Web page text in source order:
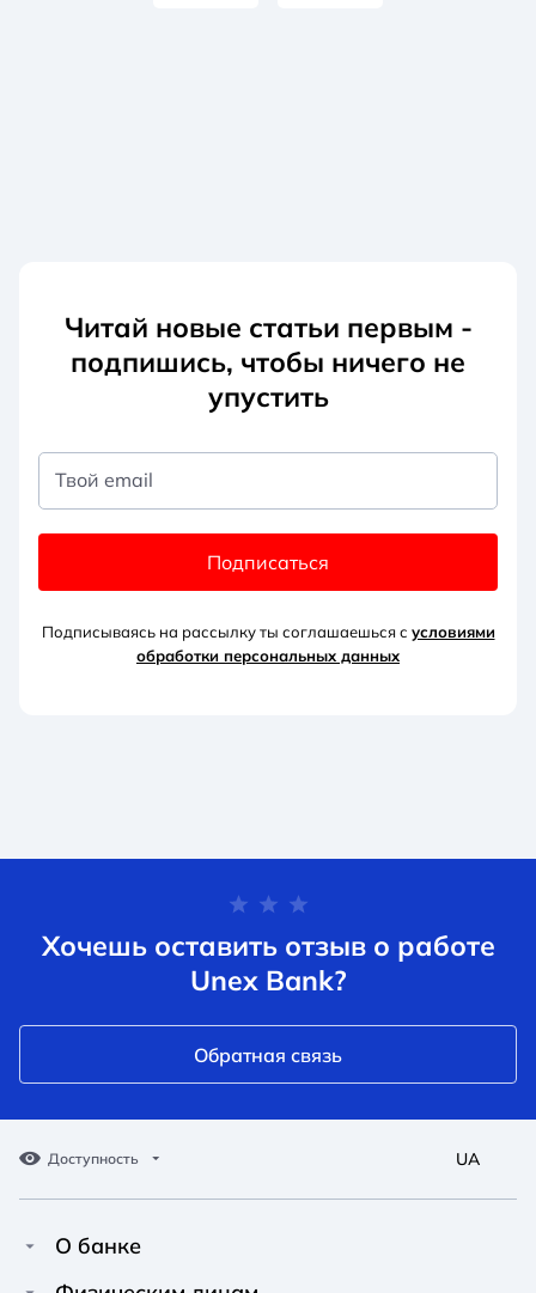
Читай новые статьи первым -
подпишись, чтобы ничего не
упустить
Твой email
Подписаться
Подписываясь на рассылку ты соглашаешься с условиями
обработки персональных данных
Хочешь оставить отзыв о работе
Unex Bank?
Обратная связь
Доступность UA
О банке
Про Unex Bank